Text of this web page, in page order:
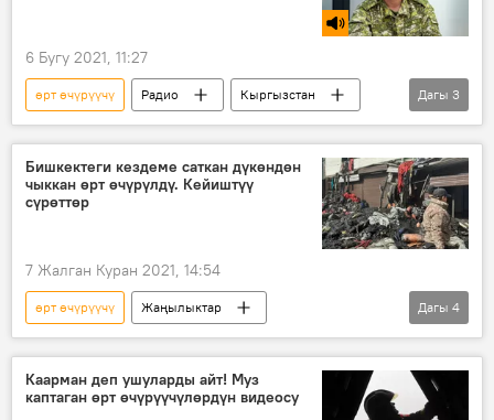
6 Бугу 2021, 11:27
өрт өчүрүүчү Радио
Кыргызстан
Коом
кырсык техника
Дагы 3
Бишкектеги кездеме саткан дүкөндөн
чыккан өрт өчүрүлдү. Кейиштүү
сүрөттөр
7 Жалган Куран 2021, 14:54
өрт өчүрүүчү
Жаңылыктар
Кыргызстан
Окуялар
Бишкек
ӨКМ
дүкөн
Дагы 4
Каарман деп ушуларды айт! Муз
каптаган өрт өчүрүүчүлөрдүн видеосу